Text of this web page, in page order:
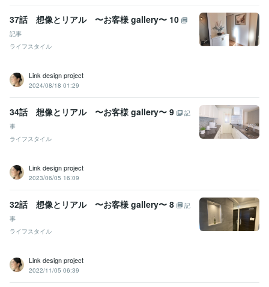
37話 想像とリアル 〜お客様 gallery〜 10
記事
ライフスタイル
Link design project
2024/08/18 01:29
34話 想像とリアル 〜お客様 gallery〜 9
記
事
ライフスタイル
Link design project
2023/06/05 16:09
32話 想像とリアル 〜お客様 gallery〜 8
記
事
ライフスタイル
Link design project
2022/11/05 06:39